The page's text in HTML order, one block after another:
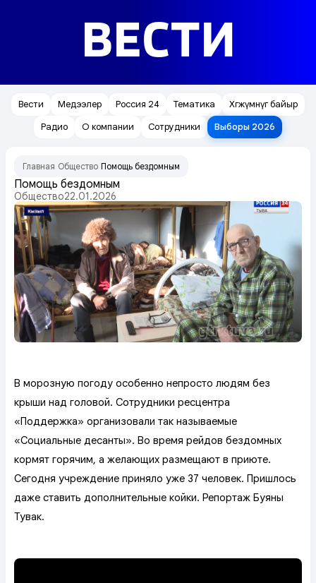
ВЕСТИ
Вести Медээлер Россия 24 Тематика
Хөгжүмнүг байыр
Радио
О компании Сотрудники Выборы 2026
Главная Общество Помощь бездомным
Помощь бездомным
Общество22.01.2026
В морозную погоду особенно непросто людям без
крыши над головой. Сотрудники ресцентра
«Поддержка» организовали так называемые
«Социальные десанты». Во время рейдов бездомных
кормят горячим, а желающих размещают в приюте.
Сегодня учреждение приняло уже 37 человек. Пришлось
даже ставить дополнительные койки. Репортаж Буяны
Тувак.